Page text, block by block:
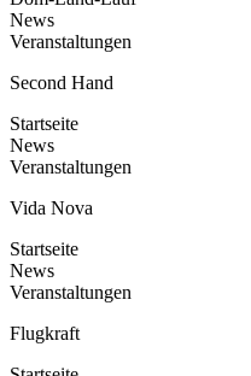
News
Veranstaltungen
Second Hand
Startseite
News
Veranstaltungen
Vida Nova
Startseite
News
Veranstaltungen
Flugkraft